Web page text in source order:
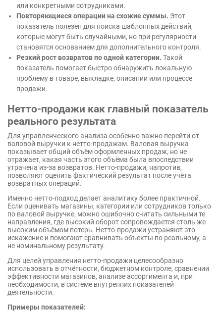
или конкретными сотрудниками.
Повторяющиеся операции на схожие суммы. Этот
показатель полезен для поиска шаблонных действий,
которые могут быть случайными, но при регулярности
становятся основанием для дополнительного контроля.
Резкий рост возвратов по одной категории. Такой
показатель помогает быстро обнаружить локальную
проблему в товаре, выкладке, описании или процессе
продажи.
Нетто-продажи как главный показатель
реального результата
Для управленческого анализа особенно важно перейти от
валовой выручки к нетто-продажам. Валовая выручка
показывает общий объём оформленных продаж, но не
отражает, какая часть этого объёма была впоследствии
утрачена из-за возвратов. Нетто-продажи, напротив,
позволяют оценить фактический результат после учёта
возвратных операций.
Именно нетто-подход делает аналитику более практичной.
Если оценивать магазины, категории или сотрудников только
по валовой выручке, можно ошибочно считать сильными те
направления, где высокий оборот сопровождается столь же
высоким объёмом потерь. Нетто-продажи устраняют это
искажение и помогают сравнивать объекты по реальному, а
не номинальному результату.
Для целей управления нетто-продажи целесообразно
использовать в отчётности, бюджетном контроле, сравнении
эффективности магазинов, анализе ассортимента и, при
необходимости, в системе внутренних показателей
деятельности.
Примеры показателей: